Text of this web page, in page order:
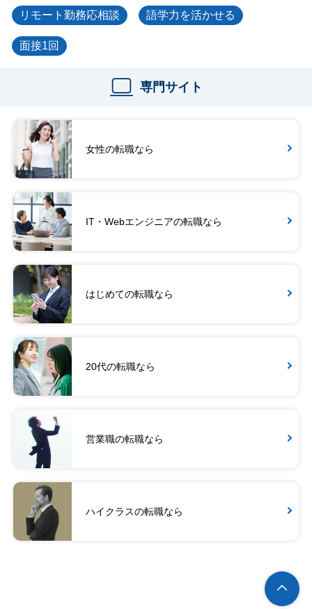
リモート勤務応相談 語学力を活かせる
面接1回
専門サイト
女性の転職なら
IT・Webエンジニアの転職なら
はじめての転職なら
20代の転職なら
営業職の転職なら
ハイクラスの転職なら